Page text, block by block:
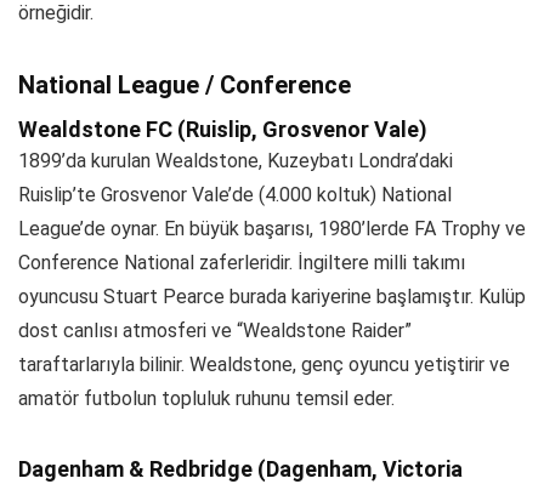
örneğidir.
National League / Conference
Wealdstone FC (Ruislip, Grosvenor Vale)
1899’da kurulan Wealdstone, Kuzeybatı Londra’daki
Ruislip’te Grosvenor Vale’de (4.000 koltuk) National
League’de oynar. En büyük başarısı, 1980’lerde FA Trophy ve
Conference National zaferleridir. İngiltere milli takımı
oyuncusu Stuart Pearce burada kariyerine başlamıştır. Kulüp
dost canlısı atmosferi ve “Wealdstone Raider”
taraftarlarıyla bilinir. Wealdstone, genç oyuncu yetiştirir ve
amatör futbolun topluluk ruhunu temsil eder.
Dagenham & Redbridge (Dagenham, Victoria